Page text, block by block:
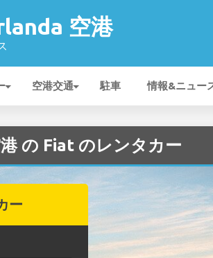
空港
空港交通 駐車 情報&ニュー
の Fiat のレンタカー
ー